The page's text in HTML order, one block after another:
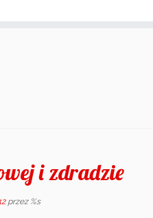
i zdradzie
przez %s